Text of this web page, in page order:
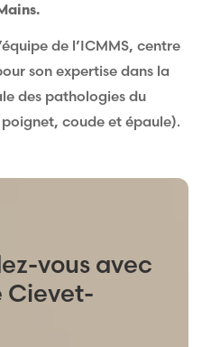
de l’ICMMS, centre
son expertise dans la
des pathologies du
coude et épaule).
vous avec
Cievet-